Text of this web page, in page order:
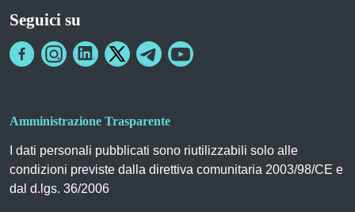
Seguici su
Amministrazione Trasparente
I dati personali pubblicati sono riutilizzabili solo alle
condizioni previste dalla direttiva comunitaria 2003/98/CE e
dal d.lgs. 36/2006